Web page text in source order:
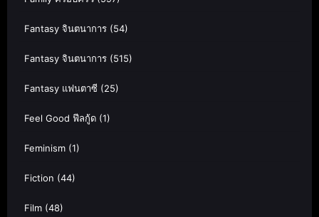
Fantasy จินตนาการ (54)
Fantasy จินตนาการ (515)
Fantasy แฟนตาซี (25)
Feel Good ฟีลกู้ด (1)
Feminism (1)
Fiction (44)
Film (48)